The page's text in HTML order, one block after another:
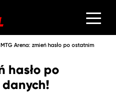
MTG Arena: zmień hasło po ostatnim
hasło po